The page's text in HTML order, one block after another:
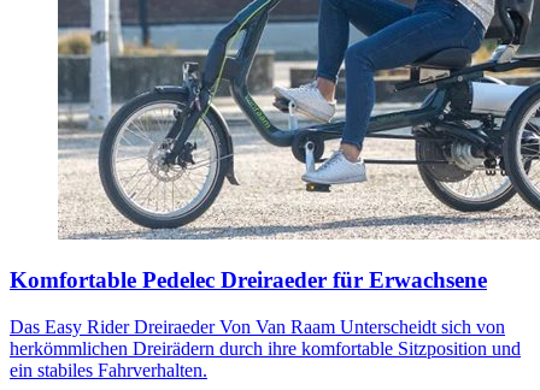
Komfortable Pedelec Dreiraeder für Erwachsene
Das Easy Rider Dreiraeder Von Van Raam Unterscheidt sich von
herkömmlichen Dreirädern durch ihre komfortable Sitzposition und
ein stabiles Fahrverhalten.